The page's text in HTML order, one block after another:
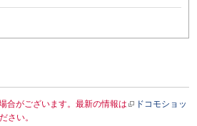
合がございます。最新の情報は
ドコモショッ
さい。